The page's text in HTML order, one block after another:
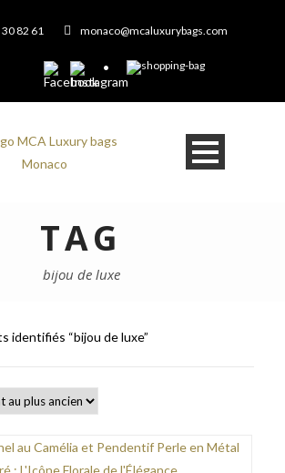
82 61 monaco@mcaluxurybags.com
TAG
bijou de luxe
identifiés “bijou de luxe”